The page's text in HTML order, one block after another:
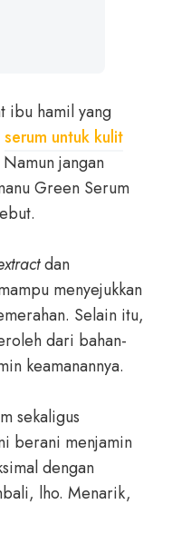
ibu hamil yang
serum untuk kulit
jangan
Green Serum
dan
menyejukkan
Selain itu,
dari bahan-
keamanannya.
sekaligus
berani menjamin
dengan
lho. Menarik,